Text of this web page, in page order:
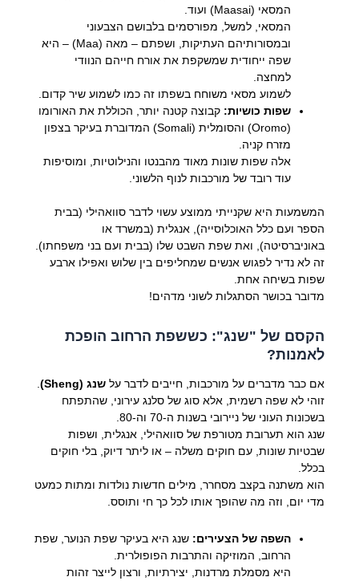
המסאי (Maasai) ועוד.
המסאי, למשל, מפורסמים בלבושם הצבעוני
ובמסורותיהם העתיקות, ושפתם – מאה (Maa) – היא
שפה ייחודית שמשקפת את אורח חייהם הנוודי
למחצה.
לשמוע מסאי משוחח בשפתו זה כמו לשמוע שיר קדום.
שפות כושיות: קבוצה קטנה יותר, הכוללת את האורומו
(Oromo) והסומלית (Somali) המדוברת בעיקר בצפון
מזרח קניה.
אלה שפות שונות מאוד מהבנטו והנילוטיות, ומוסיפות
עוד רובד של מורכבות לנוף הלשוני.
המשמעות היא שקנייתי ממוצע עשוי לדבר סוואהילי (בבית
הספר ועם כלל האוכלוסייה), אנגלית (במשרד או
באוניברסיטה), ואת שפת השבט שלו (בבית ועם בני משפחתו).
זה לא נדיר לפגוש אנשים שמחליפים בין שלוש ואפילו ארבע
שפות בשיחה אחת.
מדובר בכושר הסתגלות לשוני מדהים!
הקסם של "שנג": כששפת הרחוב הופכת
לאמנות?
אם כבר מדברים על מורכבות, חייבים לדבר על שנג (Sheng)
.
זוהי לא שפה רשמית, אלא סוג של סלנג עירוני, שהתפתח
בשכונות העוני של ניירובי בשנות ה-70 וה-80.
שנג הוא תערובת מטורפת של סוואהילי, אנגלית, ושפות
שבטיות שונות, עם חוקים משלה – או ליתר דיוק, בלי חוקים
בכלל.
הוא משתנה בקצב מסחרר, מילים חדשות נולדות ומתות כמעט
מדי יום, וזה מה שהופך אותו לכל כך חי ותוסס.
השפה של הצעירים: שנג היא בעיקר שפת הנוער, שפת
הרחוב, המוזיקה והתרבות הפופולרית.
היא מסמלת מרדנות, יצירתיות, ורצון לייצר זהות